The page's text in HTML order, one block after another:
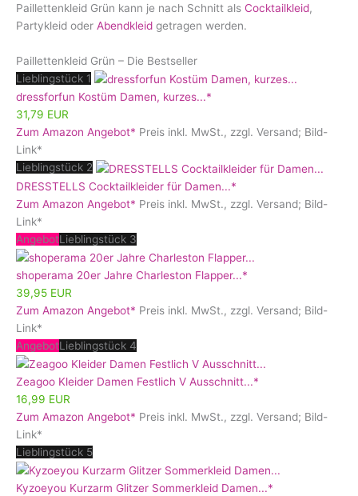
Paillettenkleid Grün kann je nach Schnitt als Cocktailkleid,
Partykleid oder Abendkleid getragen werden.
Paillettenkleid Grün – Die Bestseller
Lieblingstück 1
dressforfun Kostüm Damen, kurzes...*
31,79 EUR
Zum Amazon Angebot* Preis inkl. MwSt., zzgl. Versand; Bild-
Link*
Lieblingstück 2
DRESSTELLS Cocktailkleider für Damen...*
Zum Amazon Angebot* Preis inkl. MwSt., zzgl. Versand; Bild-
Link*
AngebotLieblingstück 3
shoperama 20er Jahre Charleston Flapper...*
39,95 EUR
Zum Amazon Angebot* Preis inkl. MwSt., zzgl. Versand; Bild-
Link*
AngebotLieblingstück 4
Zeagoo Kleider Damen Festlich V Ausschnitt...*
16,99 EUR
Zum Amazon Angebot* Preis inkl. MwSt., zzgl. Versand; Bild-
Link*
Lieblingstück 5
Kyzoeyou Kurzarm Glitzer Sommerkleid Damen...*